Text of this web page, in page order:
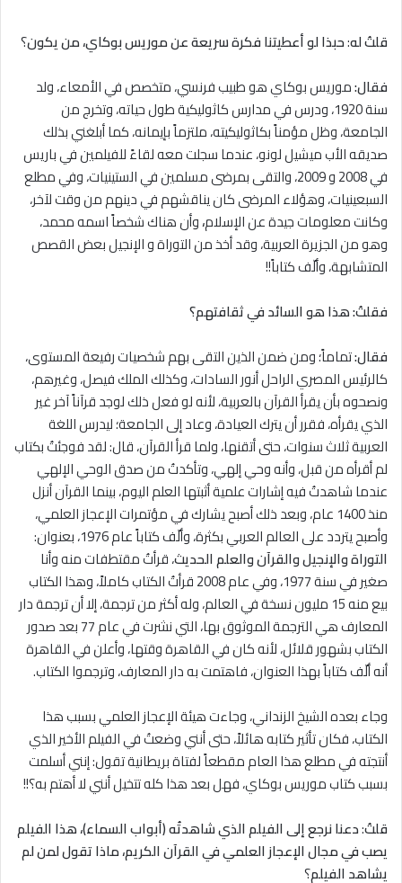
قلتُ له:حبذا لو أعطيتنا فكرة سريعة عن موريس بوكاي، من يكون؟
فقال:موريس بوكاي هو طبيب فرنسي، متخصص في الأمعاء، ولد
سنة 1920، ودرس في مدارس كاثوليكية طول حياته، وتخرج من
الجامعة، وظل مؤمناً بكاثوليكيته، ملتزماً بإيمانه، كما أبلغني بذلك
صديقه الأب ميشيل لونو، عندما سجلت معه لقاءً للفيلمين في باريس
في 2008 و 2009، والتقى بمرضى مسلمين في الستينيات، وفي مطلع
السبعينيات، وهؤﻻء المرضى كان يناقشهم في دينهم من وقت لآخر،
وكانت معلومات جيدة عن الإسلام،وأن هناك شخصاً اسمه محمد،
وهو من الجزيرة العربية، وقد أخذ من التوراة و الإنجيل بعض القصص
المتشابهة، وألّف كتاباً!!
فقلتُ:هذا هو السائد في ثقافتهم؟
فقال:تماماً؛ ومن ضمن الذين التقى بهم شخصيات رفيعة المستوى،
كالرئيس المصري الراحل أنور السادات، وكذلك الملك فيصل، وغيرهم،
ونصحوه بأن يقرأ القرآن بالعربية، لأنه لو فعل ذلك لوجد قرآناً آخر غير
الذي يقرأه، فقرر أن يترك العيادة، وعاد إلى الجامعة؛ ليدرس اللغة
العربية ثلاث سنوات، حتى أتقنها، ولما قرأ القرآن، قال: لقد فوجئتُ بكتاب
لم أقرأه من قبل، وأنه وحي إلهي، وتأكدتُ من صدق الوحي الإلهي
عندما شاهدتُ فيه إشارات علمية أثبتها العلم اليوم، بينما القرآن أنزل
منذ 1400 عام، وبعد ذلك أصبح يشارك في مؤتمرات الإعجاز العلمي،
وأصبح يتردد على العالم العربي بكثرة، وألّف كتاباً عام 1976، بعنوان:
التوراة والإنجيل والقرآن والعلم الحديث، قرأتُ مقتطفات منه وأنا
صغير في سنة 1977، وفي عام 2008 قرأتُ الكتاب كاملاً، وهذا الكتاب
بيع منه 15 مليون نسخة في العالم، وله أكثر من ترجمة، إلا أن ترجمة دار
المعارف هي الترجمة الموثوق بها، التي نشرت في عام 77 بعد صدور
الكتاب بشهور قلائل، لأنه كان في القاهرة وقتها، وأعلن في القاهرة
أنه ألّف كتاباً بهذا العنوان، فاهتمت به دار المعارف، وترجموا الكتاب.
وجاء بعده الشيخ الزنداني، وجاءت هيئة الإعجاز العلمي بسبب هذا
الكتاب، فكان تأثير كتابه هائلاً، حتى أنني وضعتُ في الفيلم الأخير الذي
أنتجته في مطلع هذا العام مقطعاً لفتاة بريطانية تقول: إنني أسلمت
بسبب كتاب موريس بوكاي، فهل بعد هذا كله تتخيل أنني ﻻ أهتم به؟!!
قلتُ:دعنا نرجع إلى الفيلم الذي شاهدتُه (أبواب السماء)، هذا الفيلم
يصب في مجال الإعجاز العلمي في القرآن الكريم، ماذا تقوللمن لم
يشاهد الفيلم؟